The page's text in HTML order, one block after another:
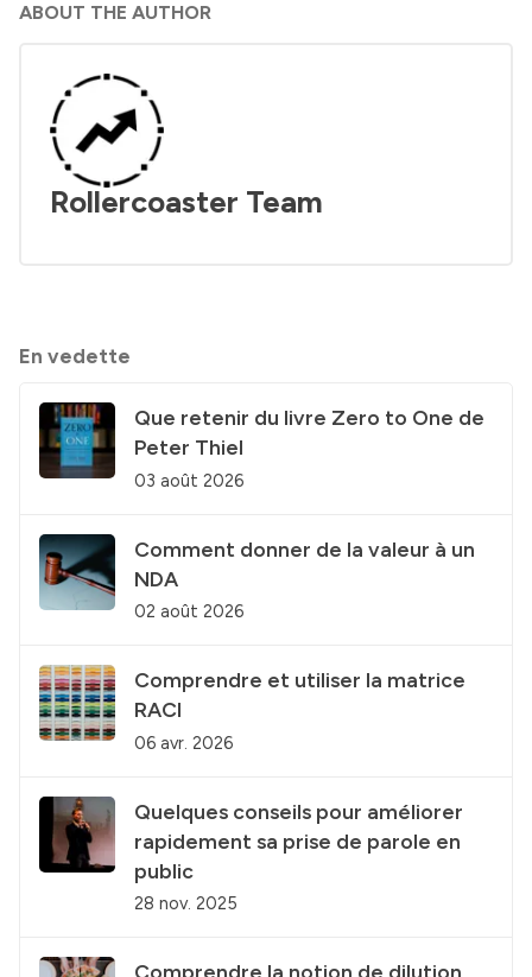
ABOUT THE AUTHOR
Rollercoaster Team
En vedette
Que retenir du livre Zero to One de
Peter Thiel
03 août 2026
Comment donner de la valeur à un
NDA
02 août 2026
Comprendre et utiliser la matrice
RACI
06 avr. 2026
Quelques conseils pour améliorer
rapidement sa prise de parole en
public
28 nov. 2025
Comprendre la notion de dilution